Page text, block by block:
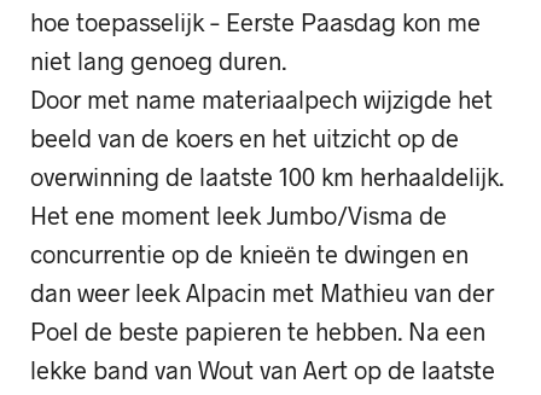
hoe toepasselijk – Eerste Paasdag kon me
niet lang genoeg duren.
Door met name materiaalpech wijzigde het
beeld van de koers en het uitzicht op de
overwinning de laatste 100 km herhaaldelijk.
Het ene moment leek Jumbo/Visma de
concurrentie op de knieën te dwingen en
dan weer leek Alpacin met Mathieu van der
Poel de beste papieren te hebben. Na een
lekke band van Wout van Aert op de laatste